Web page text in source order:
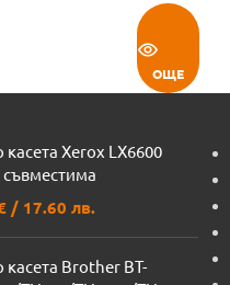
ОЩЕ
касета Xerox LX6600
съвместима
/ 17.60 лв.
касета Brother BT-